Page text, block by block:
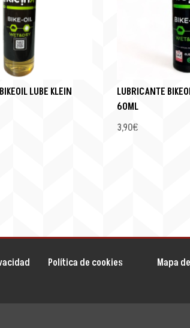
LUBE KLEIN
LUBRICANTE
60ML
3,90€
Política de cookies Mapa